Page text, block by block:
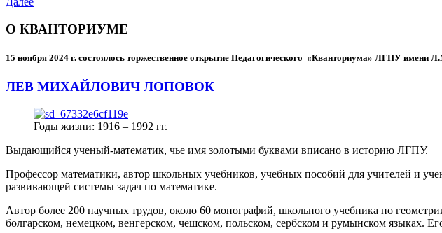
О КВАНТОРИУМЕ
15 ноября 2024 г. состоялось торжественное открытие Педагогического «Кванториума» ЛГПУ имени
ЛЕВ МИХАЙЛОВИЧ ЛОПОВОК
Годы жизни: 1916 – 1992 гг.
Выдающийся ученый-математик, чье имя золотыми буквами вписано в историю ЛГПУ.
Профессор математики, автор школьных учебников, учебных пособий для учителей и
развивающей системы задач по математике.
Автор более 200 научных трудов, около 60 монографий, школьного учебника по
болгарском, немецком, венгерском, чешском, польском, сербском и румынском языках.